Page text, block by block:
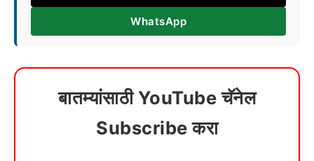
WhatsApp
बातम्यांसाठी YouTube चॅनेल
Subscribe करा